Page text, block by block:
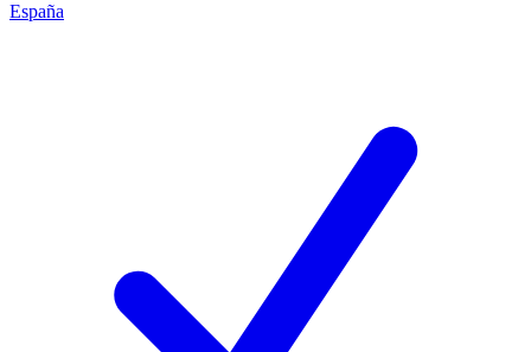
España